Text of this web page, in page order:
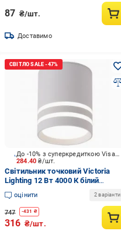
87 ₴/шт.
Доставимо
284.40₴/шт.
До -10% з суперкредиткою Visa Вигода
Світильник точковий Victoria
Lighting 12 Вт 4000 К білий
Tek/PL1 white
оцінити 2 варіанти
747 -431 ₴
316 ₴/шт.